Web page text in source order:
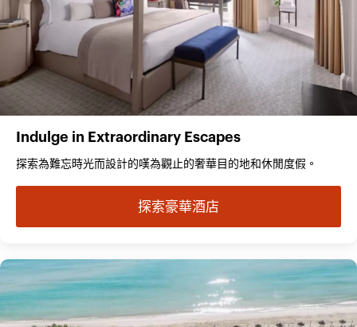
Indulge in Extraordinary Escapes
探索為難忘時光而設計的嘆為觀止的奢華目的地和休閒度假。
探索豪華酒店